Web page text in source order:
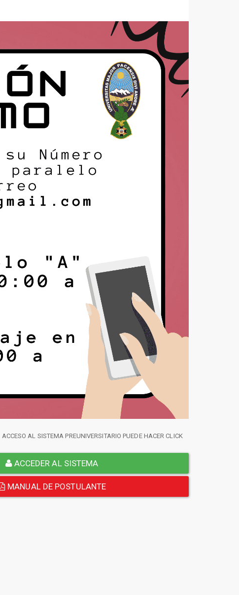
AL SISTEMA PREUNIVERSITARIO PUEDE HACER CLICK
ACCEDER AL SISTEMA
MANUAL DE POSTULANTE